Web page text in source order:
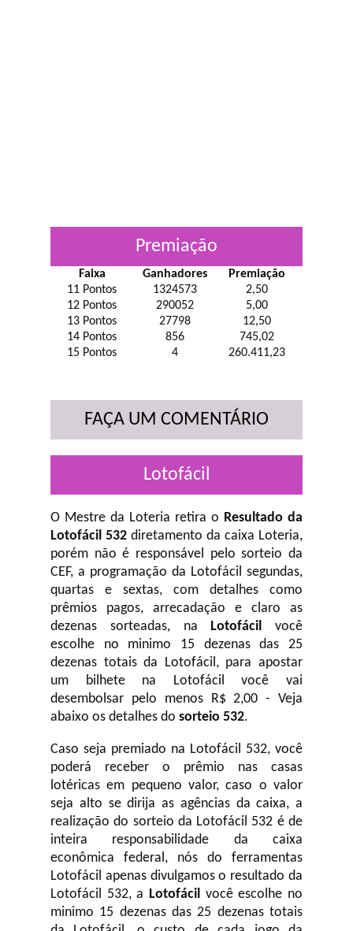
Premiação
Faixa Ganhadores
Premiação
11 Pontos
1324573
2,50
12 Pontos
290052
5,00
13 Pontos
27798
12,50
14 Pontos
856
745,02
15 Pontos
4 260.411,23
FAÇA UM COMENTÁRIO
Lotofácil
O Mestre da Loteria retira o Resultado da
Lotofácil 532 diretamento da caixa Loteria,
porém não é responsável pelo sorteio da
CEF, a programação da Lotofácil segundas,
quartas e sextas, com detalhes como
prêmios pagos, arrecadação e claro as
dezenas sorteadas, na Lotofácil você
escolhe no minimo 15 dezenas das 25
dezenas totais da Lotofácil, para apostar
um bilhete na Lotofácil você vai
desembolsar pelo menos R$ 2,00 - Veja
abaixo os detalhes do sorteio 532.
Caso seja premiado na Lotofácil 532, você
poderá receber o prêmio nas casas
lotéricas em pequeno valor, caso o valor
seja alto se dirija as agências da caixa, a
realização do sorteio da Lotofácil 532 é de
inteira responsabilidade da caixa
econômica federal, nós do ferramentas
Lotofácil apenas divulgamos o resultado da
Lotofácil 532, a Lotofácil você escolhe no
minimo 15 dezenas das 25 dezenas totais